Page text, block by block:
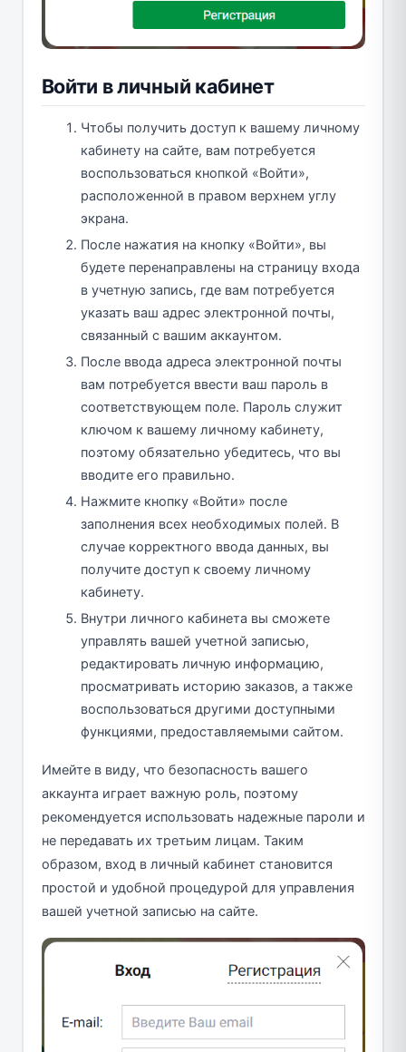
Войти в личный кабинет
Чтобы получить доступ к вашему личному
кабинету на сайте, вам потребуется
воспользоваться кнопкой «Войти»,
расположенной в правом верхнем углу
экрана.
После нажатия на кнопку «Войти», вы
будете перенаправлены на страницу входа
в учетную запись, где вам потребуется
указать ваш адрес электронной почты,
связанный с вашим аккаунтом.
После ввода адреса электронной почты
вам потребуется ввести ваш пароль в
соответствующем поле. Пароль служит
ключом к вашему личному кабинету,
поэтому обязательно убедитесь, что вы
вводите его правильно.
Нажмите кнопку «Войти» после
заполнения всех необходимых полей. В
случае корректного ввода данных, вы
получите доступ к своему личному
кабинету.
Внутри личного кабинета вы сможете
управлять вашей учетной записью,
редактировать личную информацию,
просматривать историю заказов, а также
воспользоваться другими доступными
функциями, предоставляемыми сайтом.
Имейте в виду, что безопасность вашего
аккаунта играет важную роль, поэтому
рекомендуется использовать надежные пароли и
не передавать их третьим лицам. Таким
образом, вход в личный кабинет становится
простой и удобной процедурой для управления
вашей учетной записью на сайте.